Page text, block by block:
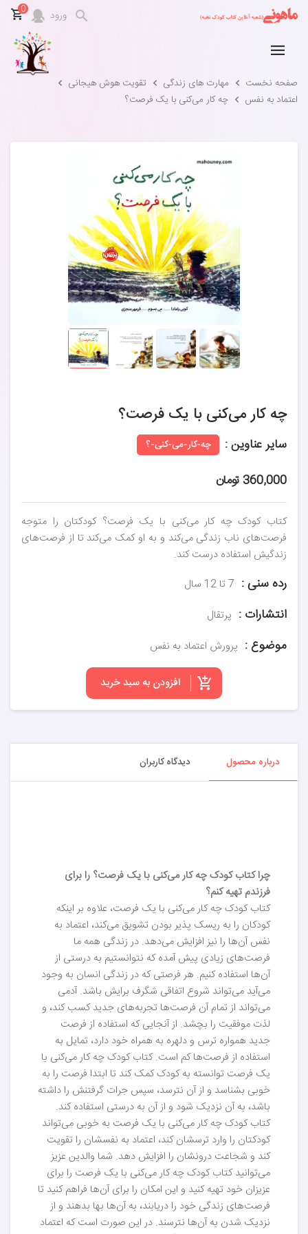
ورود 0
صفحه نخست مهارت های زندگی
تقویت هوش هیجانی
اعتماد به نفس
چه کار می‌کنی با یک فرصت؟
چه کار می‌کنی با یک فرصت؟
سایر عناوین : چه-کار-می-کنی-؟
360,000 تومان
کتاب کودک چه کار می‌کنی با یک فرصت؟ کودکتان را متوجه
فرصت‌های ناب زندگی می‌کند و به او کمک می‌کند تا از فرصت‌های
زندگیش استفاده درست کند.
رده سنی : 7 تا 12 سال
انتشارات : پرتقال
موضوع : پرورش اعتماد به نفس
افزودن به سبد خرید
درباره محصول دیدگاه کاربران
چرا کتاب کودک چه کار می‌کنی با یک فرصت؟ را برای
فرزندم تهیه کنم؟
کتاب کودک چه کار می‌کنی با یک فرصت، علاوه بر اینکه
کودکان را به ریسک پذیر بودن تشویق می‌کند، اعتماد به
نفس آن‌ها را نیز افزایش می‌دهد. در زندگی همه ما
فرصت‌های زیادی پیش آمده که نتوانستیم به درستی از
آن‌ها استفاده کنیم. هر فرصتی که در زندگی انسان به وجود
می‌آید می‌تواند شروع اتفاقی شگرف برایش باشد. آدمی
می‌تواند از تمام آن فرصت‌ها تجربه‌های جدید کسب کند، و
لذت موفقیت را بچشد. از آنجایی که استفاده از فرصت
جدید همواره ترس و دلهره به همراه خود دارد، تمایل به
استفاده از فرصت‌ها کم است. کتاب کودک چه کار می‌کنی با
یک فرصت توانسته به کودک کمک کند تا ابتدا فرصت را به
خوبی بشناسد و از آن نترسد، سپس جرات گرفتنش را داشته
باشد، به آن نزدیک شود و از آن به درستی استفاده کند.
کتاب کودک چه کار می‌کنی با یک فرصت به خوبی می‌تواند
کودکتان را وارد ترسشان کند، اعتماد به نفسشان را تقویت
کند و شجاعت درونشان را افزایش دهد. شما والدین عزیز
می‌توانید کتاب کودک چه کار می‌کنی با یک فرصت را برای
عزیزان خود تهیه کنید و این امکان را برای آن‌ها فراهم کنید تا
فرصت‌های زندگی خود را دریابند، به آن‌ها بها بدهند و از
نزدیک شدن به آن‌ها نترسند. در این صورت است که اعتماد